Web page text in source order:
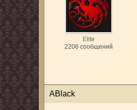
Elite
2206 сообщений
ABlack